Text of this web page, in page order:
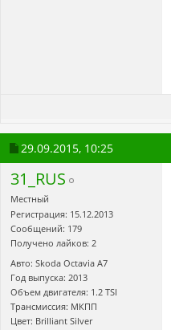
29.09.2015, 10:25
31_RUS
Местный
Регистрация: 15.12.2013
Сообщений: 179
Получено лайков: 2
Авто: Skoda Octavia A7
Год выпуска: 2013
Объем двигателя: 1.2 TSI
Трансмиссия: МКПП
Цвет: Brilliant Silver